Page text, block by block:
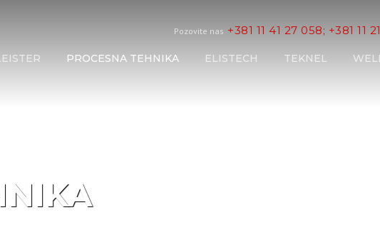
Pozovite nas +381 11 41 27 058; +381 11
PROCESNA TEHNIKA ELISTECH TEKNEL